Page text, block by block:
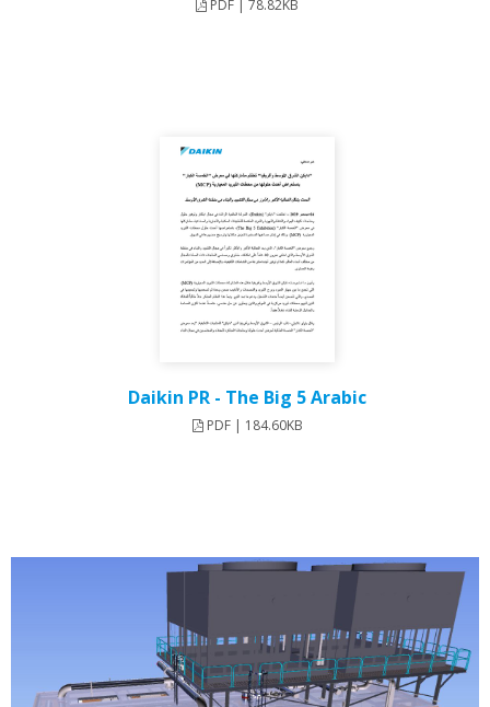
PDF | 78.82KB
Daikin PR - The Big 5 Arabic
PDF | 184.60KB